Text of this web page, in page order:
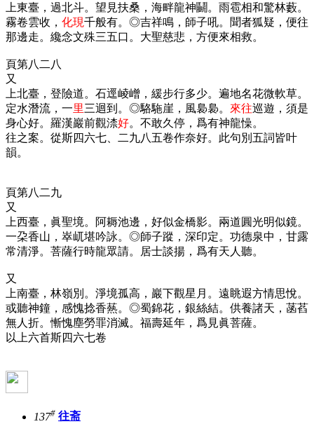
上東臺，過北斗。望見扶桑，海畔龍神鬭。雨雹相和驚林藪。
霧卷雲收， 化現千般有。◎吉祥鳴，師子吼。聞者狐疑，便往
那邊走。纔念文殊三五口。大聖慈悲，方便來相救。
頁第八二八
又
上北臺，登險道。石逕崚嶒，緩步行多少。遍地名花微軟草。
定水潛流，一里三迴到。◎駱駞崖，風裊裊。 來往巡遊，須是
身心好。羅漢巖前觀渿好。不敢久停，爲有神龍懆。
往之案。從斯四六七、二九八五卷作奈好。此句別五詞皆叶
韻。
頁第八二九
又
上西臺，眞聖境。阿耨池邊，好似金橋影。兩道圓光明似鏡。
一朶香山，崒屼堪吟詠。◎師子蹤，深印定。功德泉中，甘露
常清淨。菩薩行時龍眾請。居士談揚，爲有天人聽。
又
上南臺，林嶺別。淨境孤高，巖下觀星月。遠眺遐方情思悅。
或聽神鐘，感愧捻香爇。◎蜀錦花，銀絲結。供養諸天，菡萏
無人折。慚愧塵勞罪消滅。福壽延年，爲見眞菩薩。
以上六首斯四六七卷
137# 往斋